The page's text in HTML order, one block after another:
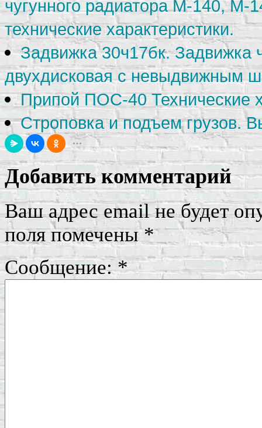
чугунного радиатора М-140,
технические характеристики.
Задвижка 30ч17бк. Задвижка
двухдисковая с невыдвижным
Припой ПОС-40 Технические
Строповка и подъем грузов.
Добавить комментарий
Ваш адрес email не будет
поля помечены*
Сообщение:*